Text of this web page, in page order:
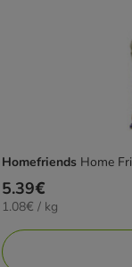
Homefriends Home
Preço
5.39€
5.39€
1.08€
KG
1.08€ / kg